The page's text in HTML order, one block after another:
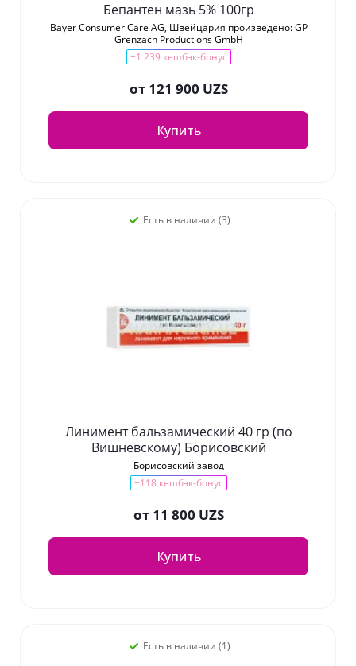
Бепантен мазь 5% 100гр
Bayer Consumer Care AG, Швейцария произведено: GP
Grenzach Productions GmbH
+1 239 кешбэк-бонус
от 121 900 UZS
Купить
Есть в наличии (3)
Линимент бальзамический 40 гр (по
Вишневскому) Борисовский
Борисовский завод
+118 кешбэк-бонус
от 11 800 UZS
Купить
Есть в наличии (1)